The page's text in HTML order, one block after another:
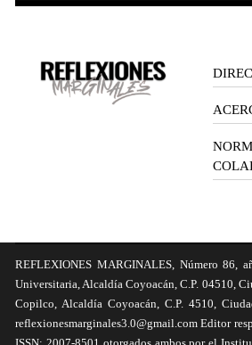
REFLEXIONES MARGINALES, Número 86,
Universitaria, Alcaldía Coyoacán, C.P. 04510,
Copilco, Alcaldía Coyoacán, C.P. 4510,
reflexionesmarginales3.0@gmail.com Editor